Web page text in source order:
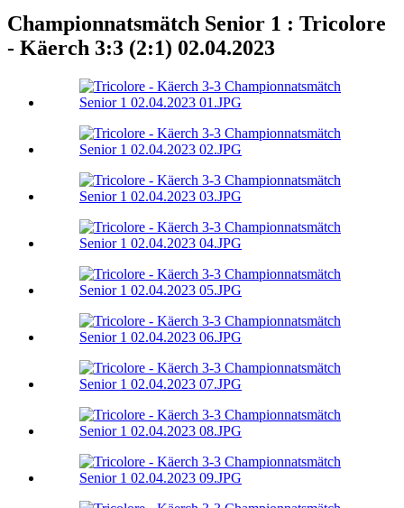
Championnatsmätch Senior 1 : Tricolore
- Käerch 3:3 (2:1) 02.04.2023